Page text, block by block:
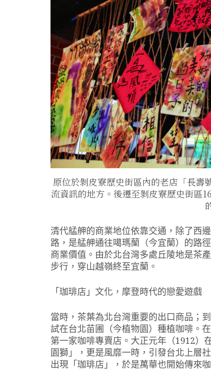
原位於剝皮寮歷史街區內的老店「長壽
流資訊的地方。後遷至剝皮寮歷史街區
清代艋舺的商業地位依靠交通，除了西
路，是艋舺通往噶瑪蘭（今宜蘭）的路
商業價值。由於北台灣多處丘陵地是茶
步行，穿山越嶺終至宜蘭。
「珈琲店」文化，摩登時代的戀愛遊戲
當時，茶葉為北台灣重要的出口商品；
試在台北苗圃（今植物園）種植咖啡。
第一家咖啡專賣店。大正元年（1912）
園獅」，更是風靡一時，引發台北上層
出現「珈琲店」，於是萬華也開始傳來